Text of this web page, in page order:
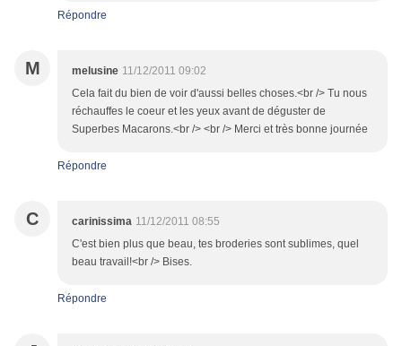
Répondre
M melusine 11/12/2011 09:02
Cela fait du bien de voir d'aussi belles choses.<br /> Tu nous
réchauffes le coeur et les yeux avant de déguster de
Superbes Macarons.<br /> <br /> Merci et très bonne journée
Répondre
C carinissima 11/12/2011 08:55
C'est bien plus que beau, tes broderies sont sublimes, quel
beau travail!<br /> Bises.
Répondre